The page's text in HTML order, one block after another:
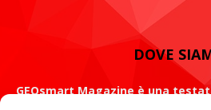
DOVE
GEOsmart Magazine è una